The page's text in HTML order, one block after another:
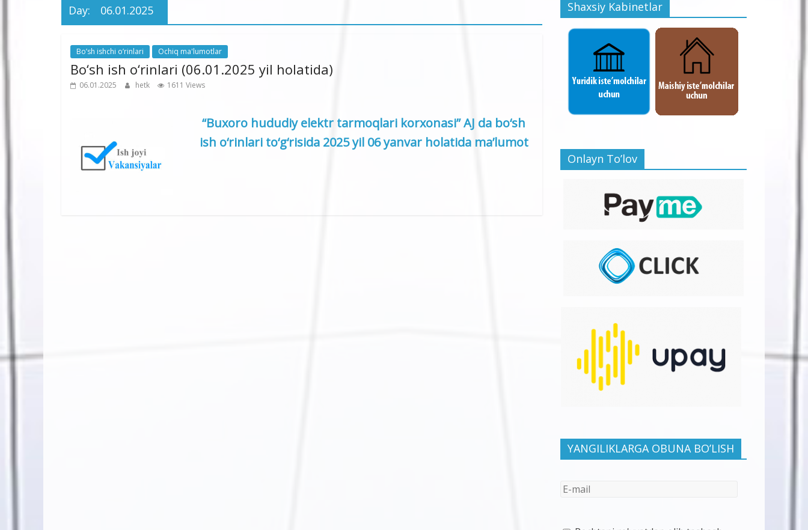
Day: 06.01.2025
Bo’sh ishchi o’rinlari Ochiq ma'lumotlar
Bo‘sh ish o‘rinlari (06.01.2025 yil holatida)
06.01.2025 hetk 1611 Views
“Buxoro hududiy elektr tarmoqlari korxonasi” AJ da bo‘sh
ish o‘rinlari to‘g‘risida 2025 yil 06 yanvar holatida ma’lumot
Shaxsiy Kabinetlar
Onlayn To’lov
YANGILIKLARGA OBUNA BO’LISH